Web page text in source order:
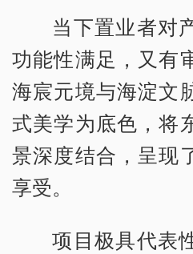
当下置业者对
功能性满足，又有
海宸元境与海淀文
式美学为底色，将
景深度结合，呈现
享受。
项目极具代表